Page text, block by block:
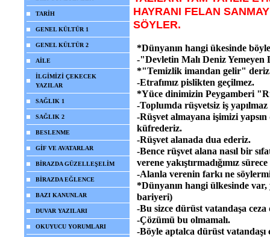
TARİH
GENEL KÜLTÜR 1
GENEL KÜLTÜR 2
AİLE
İLGİMİZİ ÇEKECEK
YAZILAR
SAĞLIK 1
SAĞLIK 2
BESLENME
GİF VE AVATARLAR
BİRAZDA GÜZELLEŞELİM
BİRAZDA EĞLENCE
BAZI KANUNLAR
DUVAR YAZILARI
OKUYUCU YORUMLARI
HAYRANI FELAN
SÖYLER.
*Dünyanın hangi ükesinde
-"Devletin Malı Deniz Yemeyen
*"Temizlik imandan gelir"
-Etrafımız pislikten geçilmez.
*Yüce dinimizin Peygamberi
-Toplumda rüşvetsiz iş
-Rüşvet almayana işimizi
küfrederiz.
-Rüşvet alanada dua ederiz.
-Bence rüşvet alana nasıl bir
verene yakıştırmadığımız
-Alanla verenin farkı ne
*Dünyanın hangi ülkesinde var,
bariyeri)
-Bu sizce dürüst vatandaşa ceza
-Çözümü bu olmamalı.
-Böyle aptalca dürüst vatandaşı